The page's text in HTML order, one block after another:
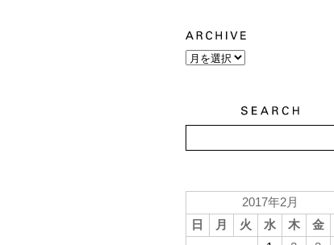
2017年2月
日
月 火 水 木 金